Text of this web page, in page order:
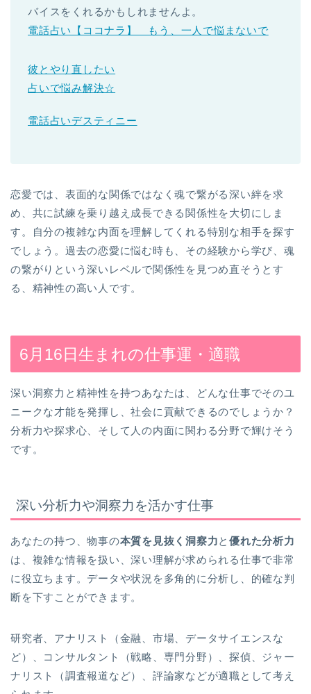
バイスをくれるかもしれませんよ。
電話占い【ココナラ】 もう、一人で悩まないで
彼とやり直したい
占いで悩み解決☆
電話占いデスティニー
恋愛では、表面的な関係ではなく魂で繋がる深い絆を求
め、共に試練を乗り越え成長できる関係性を大切にしま
す。自分の複雑な内面を理解してくれる特別な相手を探す
でしょう。過去の恋愛に悩む時も、その経験から学び、魂
の繋がりという深いレベルで関係性を見つめ直そうとす
る、精神性の高い人です。
6月16日生まれの仕事運・適職
深い洞察力と精神性を持つあなたは、どんな仕事でそのユ
ニークな才能を発揮し、社会に貢献できるのでしょうか？
分析力や探求心、そして人の内面に関わる分野で輝けそう
です。
深い分析力や洞察力を活かす仕事
あなたの持つ、物事の本質を見抜く洞察力と優れた分析力
は、複雑な情報を扱い、深い理解が求められる仕事で非常
に役立ちます。データや状況を多角的に分析し、的確な判
断を下すことができます。
研究者、アナリスト（金融、市場、データサイエンスな
ど）、コンサルタント（戦略、専門分野）、探偵、ジャー
ナリスト（調査報道など）、評論家などが適職として考え